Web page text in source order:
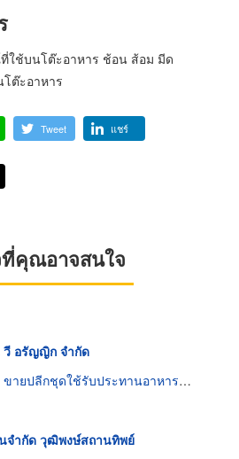
ใช้บนโต๊ะอาหาร ช้อน ส้อม มีด
ต๊ะอาหาร
Tweet แชร์
คุณอาจสนใจ
วี อรัญญิก จำกัด
ขายปลีกชุดใช้รับประทานอาหารมีด ช้อน ส้อม
จำกัด วุฒิพงษ์สถานทิพย์